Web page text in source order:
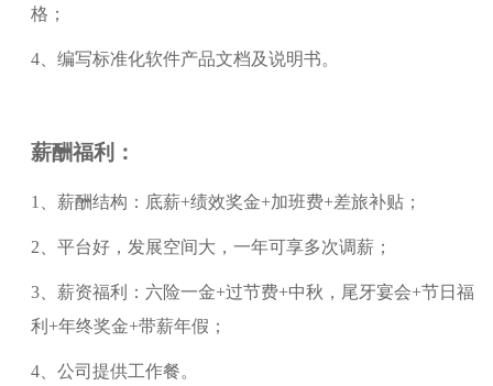
格；
4、编写标准化软件产品文档及说明书。
薪酬福利：
1、薪酬结构：底薪+绩效奖金+加班费+差旅补贴；
2、平台好，发展空间大，一年可享多次调薪；
3、薪资福利：六险一金+过节费+中秋，尾牙宴会+节日福
利+年终奖金+带薪年假；
4、公司提供工作餐。